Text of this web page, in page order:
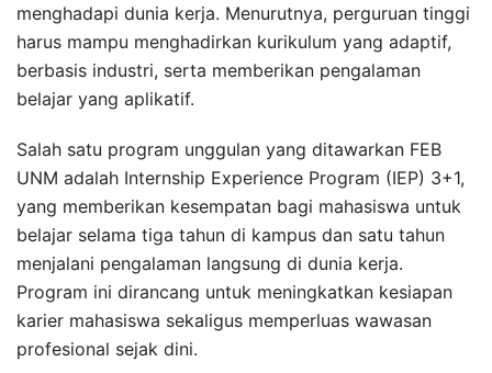
menghadapi dunia kerja. Menurutnya, perguruan tinggi
harus mampu menghadirkan kurikulum yang adaptif,
berbasis industri, serta memberikan pengalaman
belajar yang aplikatif.
Salah satu program unggulan yang ditawarkan FEB
UNM adalah Internship Experience Program (IEP) 3+1,
yang memberikan kesempatan bagi mahasiswa untuk
belajar selama tiga tahun di kampus dan satu tahun
menjalani pengalaman langsung di dunia kerja.
Program ini dirancang untuk meningkatkan kesiapan
karier mahasiswa sekaligus memperluas wawasan
profesional sejak dini.